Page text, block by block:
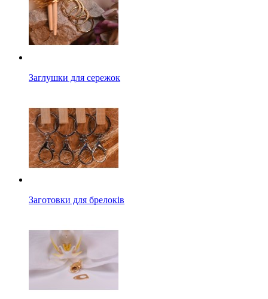
Заглушки для сережок
Заготовки для брелоків